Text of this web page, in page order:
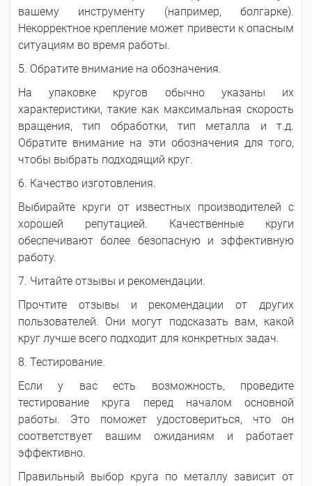
вашему инструменту (например, болгарке).
Некорректное крепление может привести к опасным
ситуациям во время работы.
5. Обратите внимание на обозначения.
На упаковке кругов обычно указаны их
характеристики, такие как максимальная скорость
вращения, тип обработки, тип металла и т.д.
Обратите внимание на эти обозначения для того,
чтобы выбрать подходящий круг.
6. Качество изготовления.
Выбирайте круги от известных производителей с
хорошей репутацией. Качественные круги
обеспечивают более безопасную и эффективную
работу.
7. Читайте отзывы и рекомендации.
Прочтите отзывы и рекомендации от других
пользователей. Они могут подсказать вам, какой
круг лучше всего подходит для конкретных задач.
8. Тестирование.
Если у вас есть возможность, проведите
тестирование круга перед началом основной
работы. Это поможет удостовериться, что он
соответствует вашим ожиданиям и работает
эффективно.
Правильный выбор круга по металлу зависит от